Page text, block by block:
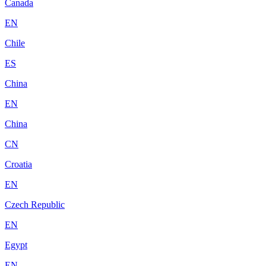
Canada
EN
Chile
ES
China
EN
China
CN
Croatia
EN
Czech Republic
EN
Egypt